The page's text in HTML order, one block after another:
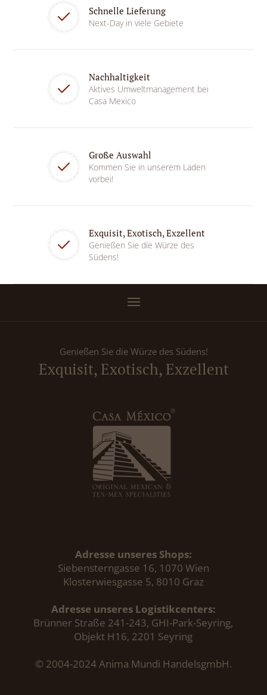
Schnelle Lieferung
Next-Day in viele Gebiete
Nachhaltigkeit
Aktives Umweltmanagement bei
Casa Mexico
Große Auswahl
Kommen Sie in unserem Laden
vorbei!
Exquisit, Exotisch, Exzellent
Genießen Sie die Würze des
Südens!
Genießen Sie die Würze des Südens!
Exquisit, Exotisch, Exzellent
Adresse unseres Shops:
Siebensterngasse 16, 1070 Wien
Klosterwiesgasse 5, 8010 Graz
Adresse unseres Logistikcenters:
Brünner Straße 241-243, GHI-Park-Seyring,
Objekt H16, 2201 Seyring
© 2004-2024 Anima Mundi HandelsgmbH.